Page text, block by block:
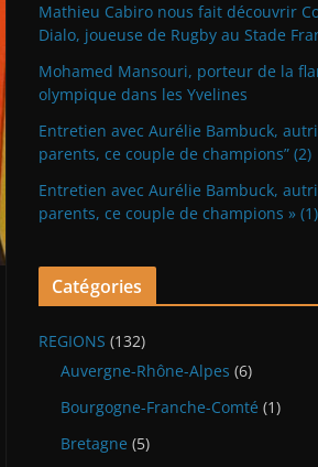
Mathieu Cabiro nous fait découvrir
Dialo, joueuse de Rugby au Stade
Mohamed Mansouri, porteur de la
olympique dans les Yvelines
Entretien avec Aurélie Bambuck,
parents, ce couple de champions” (2)
Entretien avec Aurélie Bambuck,
parents, ce couple de champions » (1)
Catégories
REGIONS (132)
Auvergne-Rhône-Alpes (6)
Bourgogne-Franche-Comté (1)
Bretagne (5)